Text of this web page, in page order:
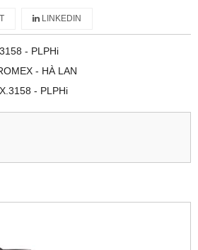
LINKEDIN
‑ PLPHi
- HÀ LAN
‑ PLPHi